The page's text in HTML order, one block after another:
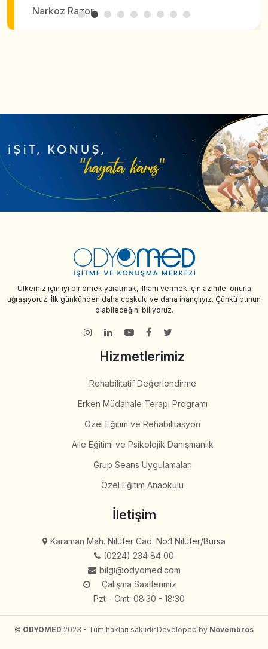
Narkoz Razor
Ülkemiz için iyi bir örnek yaratmak, ilham vermek için azimle, onurla
uğraşıyoruz. İlk günkünden daha coşkulu ve daha inançlıyız. Çünkü bunun
olabileceğini biliyoruz.
Hizmetlerimiz
Rehabilitatif Değerlendirme
Erken Müdahale Terapi Programı
Özel Eğitim ve Rehabilitasyon
Aile Eğitimi ve Psikolojik Danışmanlık
Grup Seans Uygulamaları
Özel Eğitim Anaokulu
İletişim
Karaman Mah. Nilüfer Cad. No:1 Nilüfer/Bursa
(0224) 234 84 00
bilgi@odyomed.com
Çalışma Saatlerimiz
Pzt - Cmt: 08:30 - 18:30
© ODYOMED 2023 - Tüm hakları saklıdır.Developed by Novembros